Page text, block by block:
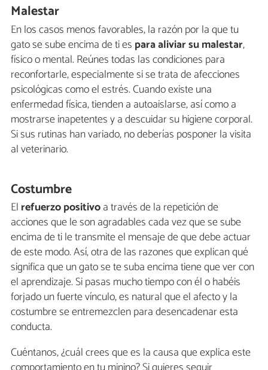
Malestar
En los casos menos favorables, la razón por la que tu
gato se sube encima de ti es para aliviar su malestar,
físico o mental. Reúnes todas las condiciones para
reconfortarle, especialmente si se trata de afecciones
psicológicas como el estrés. Cuando existe una
enfermedad física, tienden a autoaislarse, así como a
mostrarse inapetentes y a descuidar su higiene corporal.
Si sus rutinas han variado, no deberías posponer la visita
al veterinario.
Costumbre
El refuerzo positivoa través de la repetición de
acciones que le son agradables cada vez que se sube
encima de ti le transmite el mensaje de que debe actuar
de este modo. Así, otra de las razones que explican qué
significa que un gato se te suba encima tiene que ver con
el aprendizaje. Si pasas mucho tiempo con él o habéis
forjado un fuerte vínculo, es natural que el afecto y la
costumbre se entremezclen para desencadenar esta
conducta.
Cuéntanos, ¿cuál crees que es la causa que explica este